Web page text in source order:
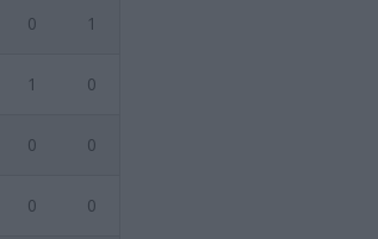
0 1
1 0
0 0
0 0